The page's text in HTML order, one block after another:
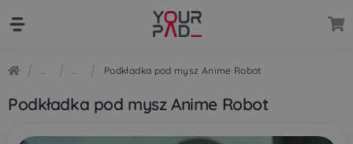
Przejdź
nawigacji
Przejdź
treści
Podkładka pod mysz Anime Robot
Podkładka pod mysz Anime Robot